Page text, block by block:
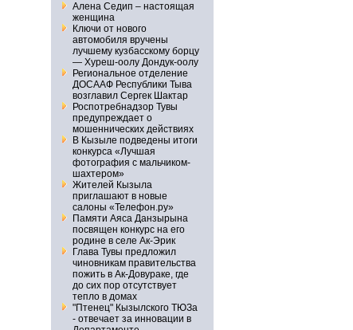
Алена Седип – настоящая
женщина
Ключи от нового
автомобиля вручены
лучшему кузбасскому борцу
— Хуреш-оолу Дондук-оолу
Региональное отделение
ДОСААФ Республики Тыва
возглавил Сергек Шактар
Роспотребнадзор Тувы
предупреждает о
мошеннических действиях
В Кызыле подведены итоги
конкурса «Лучшая
фотография с мальчиком-
шахтером»
Жителей Кызыла
приглашают в новые
салоны «Телефон.ру»
Памяти Аяса Данзырына
посвящен конкурс на его
родине в селе Ак-Эрик
Глава Тувы предложил
чиновникам правительства
пожить в Ак-Довураке, где
до сих пор отсутствует
тепло в домах
"Птенец" Кызылского ТЮЗа
- отвечает за инновации в